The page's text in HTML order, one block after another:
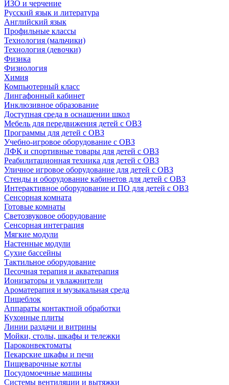
ИЗО и черчение
Русский язык и литература
Английский язык
Профильные классы
Технология (мальчики)
Технология (девочки)
Физика
Физиология
Химия
Компьютерный класс
Лингафонный кабинет
Инклюзивное образование
Доступная среда в оснащении школ
Мебель для передвижения детей с ОВЗ
Программы для детей с ОВЗ
Учебно-игровое оборудование с ОВЗ
ЛФК и спортивные товары для детей с ОВЗ
Реабилитационная техника для детей с ОВЗ
Уличное игровое оборудование для детей с ОВЗ
Стенды и оборудование кабинетов для детей с ОВЗ
Интерактивное оборудование и ПО для детей с ОВЗ
Сенсорная комната
Готовые комнаты
Светозвуковое оборудование
Сенсорная интеграция
Мягкие модули
Настенные модули
Сухие бассейны
Тактильное оборудование
Песочная терапия и акватерапия
Ионизаторы и увлажнители
Ароматерапия и музыкальная среда
Пищеблок
Аппараты контактной обработки
Кухонные плиты
Линии раздачи и витрины
Мойки, столы, шкафы и тележки
Пароконвектоматы
Пекарские шкафы и печи
Пищеварочные котлы
Посудомоечные машины
Системы вентиляции и вытяжки